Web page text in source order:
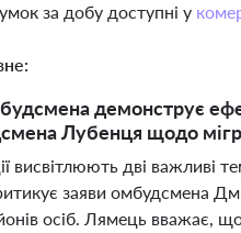
за добу доступні у
демонструє
Лубенця щодо
висвітлюють дві важливі
заяви омбудсмена
осіб. Лямець вважає,